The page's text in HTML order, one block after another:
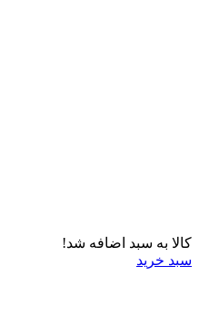
کالا به سبد اضافه شد!
سبد خرید